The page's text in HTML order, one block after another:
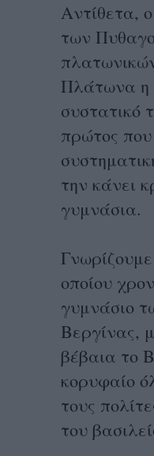
Αντίθετα,
των
Πλάτωνα η
συστατικό
πρώτος
την κάνει
γυμνάσια.
οποίου
γυμνάσιο
Βεργίνας,
βέβαια το
κορυφαίο
τους
του